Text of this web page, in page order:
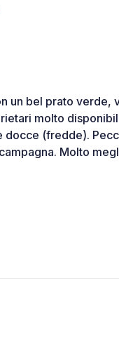
un bel prato verde,
molto
docce (fredde).
Molto